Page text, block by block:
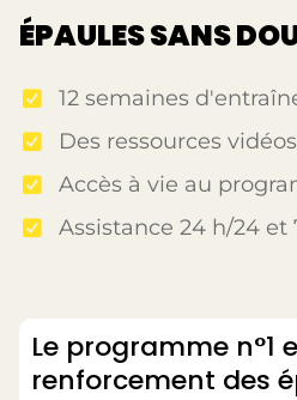
ÉPAULES SANS
12 semaines
Des ressources
Accès à vie au
Assistance 24 h/24 et
Le programme n°1
renforcement des